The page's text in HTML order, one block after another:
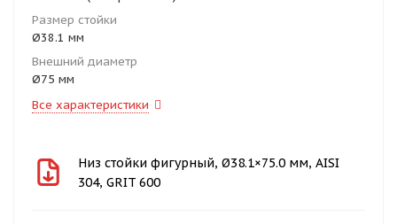
Размер стойки
Ø38.1 мм
Внешний диаметр
Ø75 мм
Все характеристики
Низ стойки фигурный, Ø38.1×75.0 мм, AISI
304, GRIT 600